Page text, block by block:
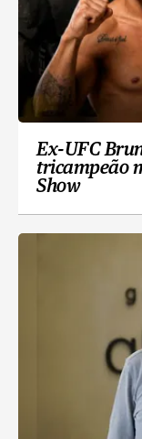
Ex-UFC
tricampeão
Show